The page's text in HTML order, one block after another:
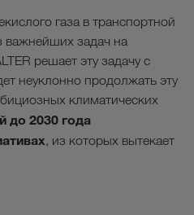
газа в транспортной
важнейших задач на
решает эту задачу с
неуклонно продолжать эту
климатических
до 2030 года
, из которых вытекает